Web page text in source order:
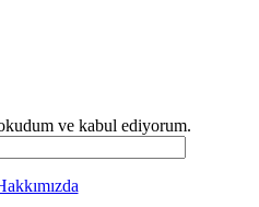
ve kabul ediyorum.